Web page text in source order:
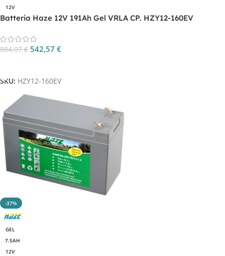
12V
Batteria Haze 12V 191Ah Gel VRLA CP. HZY12-160EV
884,07€ 542,57 €
SKU: HZY12-160EV
-37%
GEL
7.5AH
12V